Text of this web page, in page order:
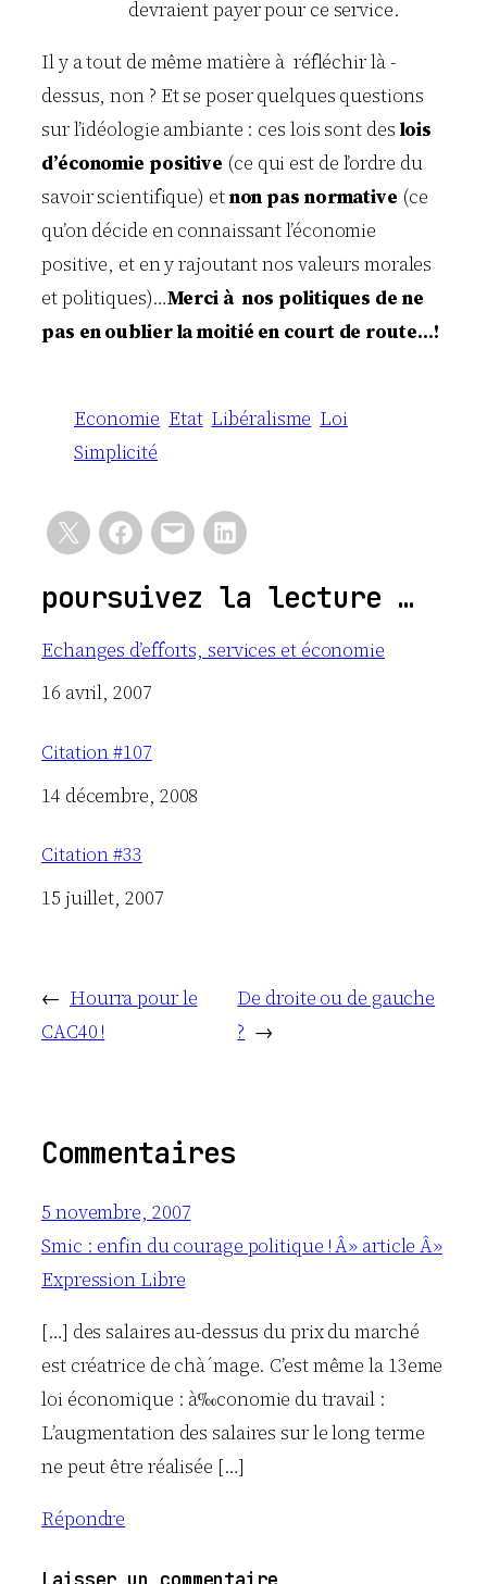
devraient payer pour ce service.
Il y a tout de même matière à réfléchir là -
dessus, non ? Et se poser quelques questions
sur l’idéologie ambiante : ces lois sont des lois
d’économie positive (ce qui est de l’ordre du
savoir scientifique) etnon pas normative (ce
qu’on décide en connaissant l’économie
positive, et en y rajoutant nos valeurs morales
et politiques)…Merci à nos politiques de ne
pas en oublier la moitié en court de route…!
Economie Etat Libéralisme Loi
Simplicité
poursuivez la lecture …
Echanges d’efforts, services et économie
Date
16 avril, 2007
Citation #107
Date
14 décembre, 2008
Citation #33
Date
15 juillet, 2007
← Hourra pour le
CAC40 !
De droite ou de gauche
? →
Commentaires
5 novembre, 2007
Smic : enfin du courage politique ! Â» article Â»
Expression Libre
[…] des salaires au-dessus du prix du marché
est créatrice de chà´mage. C’est même la 13eme
loi économique : à‰conomie du travail :
L’augmentation des salaires sur le long terme
ne peut être réalisée […]
Répondre